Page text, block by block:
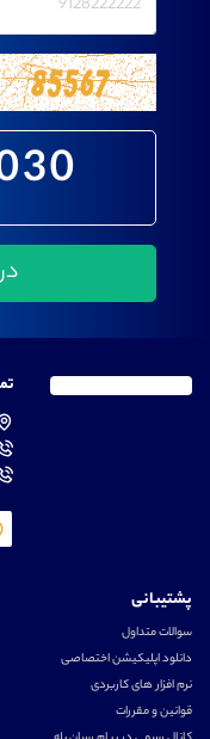
پشتیبانی
سوالات متداول
دانلود اپلیکیشن اختصاصی
نرم افزار های کاربردی
قوانین و مقررات